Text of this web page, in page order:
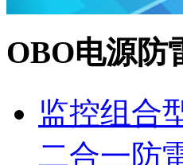
OBO电源防
监控组合
二合一防